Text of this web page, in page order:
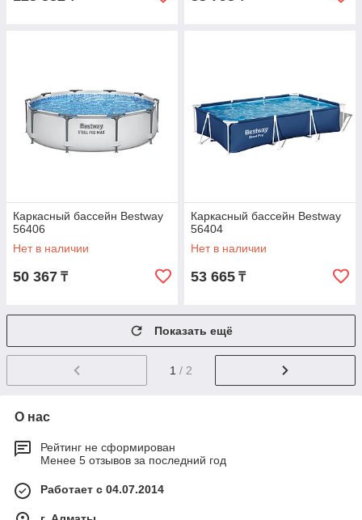
Каркасный бассейн Bestway
56406
Нет в наличии
50 367 ₸
Каркасный бассейн Bestway
56404
Нет в наличии
53 665 ₸
Показать ещё
1 / 2
О нас
Рейтинг не сформирован
Менее 5 отзывов за последний год
Работает с 04.07.2014